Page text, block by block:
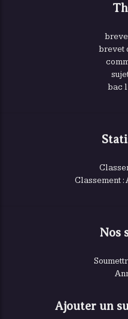
brevet
bac
Classement :
Nos
Ajouter un